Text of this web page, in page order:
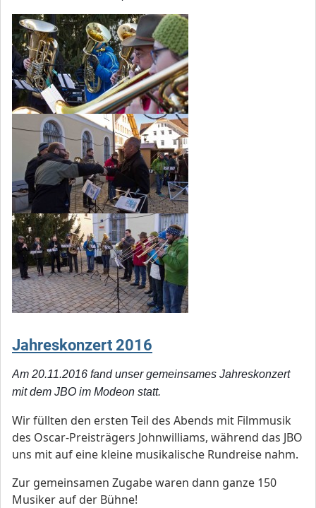
Jahreskonzert 2016
Am 20.11.2016 fand unser gemeinsames Jahreskonzert
mit dem JBO im Modeon statt.
Wir füllten den ersten Teil des Abends mit Filmmusik
des Oscar-Preisträgers Johnwilliams, während das JBO
uns mit auf eine kleine musikalische Rundreise nahm.
Zur gemeinsamen Zugabe waren dann ganze 150
Musiker auf der Bühne!